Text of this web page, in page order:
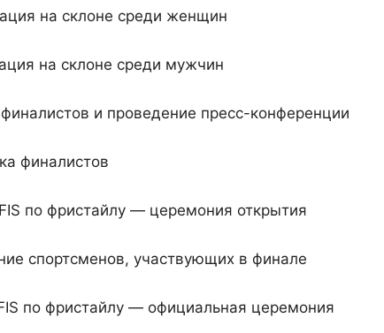
на склоне среди женщин
на склоне среди мужчин
и проведение пресс-конференции
финалистов
фристайлу — церемония открытия
спортсменов, участвующих в финале
фристайлу — официальная церемония